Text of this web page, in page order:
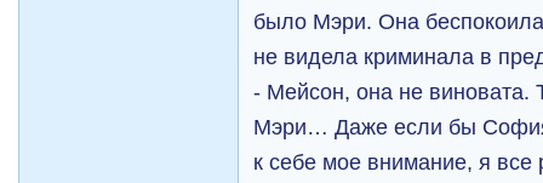
было Мэри. Она
не видела криминала в
- Мейсон, она не виновата.
Мэри… Даже если бы
к себе мое внимание, я